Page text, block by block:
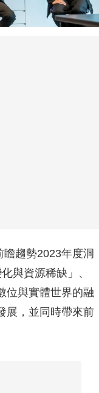
趨勢2023年度洞
與資源稀缺」、
位與實體世界的融
展，並同時帶來前